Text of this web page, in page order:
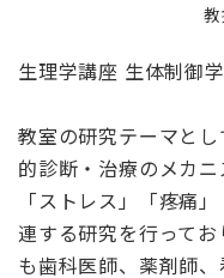
生理学講座 生体制御
教室の研究テーマと
的診断・治療のメカニ
「ストレス」「疼痛
連する研究を行って
も歯科医師、薬剤師、